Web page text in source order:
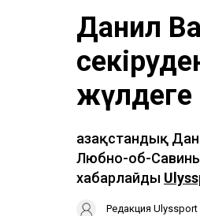
Данил
Қазақстандық
Любно-об-
хабарлайды
Редакция Ulyssport